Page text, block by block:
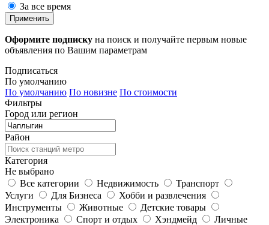
За все время
Применить
Оформите подписку на поиск и получайте первым новые
объявления по Вашим параметрам
Подписаться
По умолчанию
По умолчанию По новизне По стоимости
Фильтры
Город или регион
Район
Категория
Не выбрано
Все категории
Недвижимость
Транспорт
Услуги
Для Бизнеса
Хобби и развлечения
Инструменты
Животные
Детские товары
Электроника
Спорт и отдых Хэндмейд
Личные